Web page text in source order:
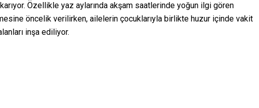
Özellikle yaz aylarında akşam saatlerinde yoğun ilgi gören
öncelik verilirken, ailelerin çocuklarıyla birlikte huzur içinde vakit
inşa ediliyor.